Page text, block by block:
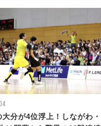
分が4位浮上！しながわ・